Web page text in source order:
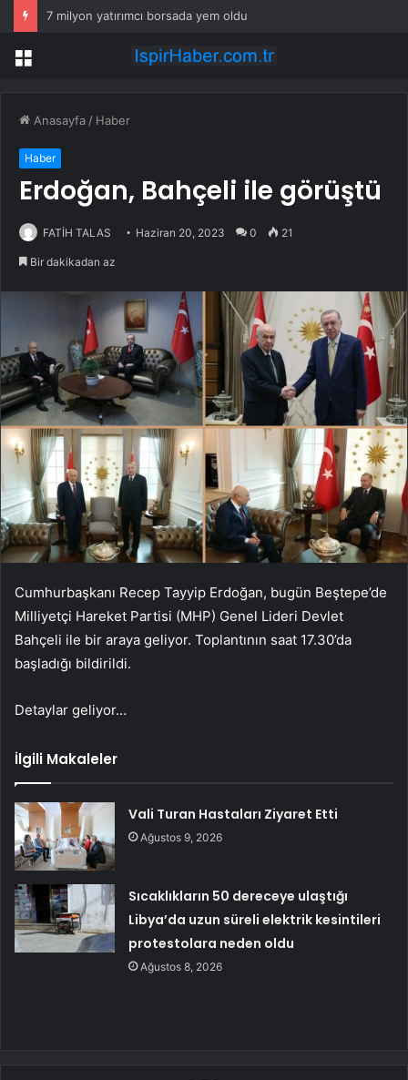
7 milyon yatırımcı borsada yem oldu
Menü
Anasayfa / Haber
Haber
Erdoğan, Bahçeli ile görüştü
FATİH TALAS Haziran 20, 2023 0 21
Bir dakikadan az
Cumhurbaşkanı Recep Tayyip Erdoğan, bugün Beştepe’de
Milliyetçi Hareket Partisi (MHP) Genel Lideri Devlet
Bahçeli ile bir araya geliyor. Toplantının saat 17.30’da
başladığı bildirildi.
Detaylar geliyor…
İlgili Makaleler
Vali Turan Hastaları Ziyaret Etti
Ağustos 9, 2026
Sıcaklıkların 50 dereceye ulaştığı
Libya’da uzun süreli elektrik kesintileri
protestolara neden oldu
Ağustos 8, 2026